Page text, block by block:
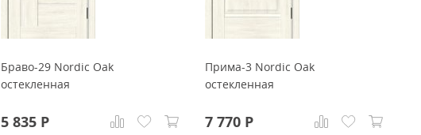
Браво-29 Nordic Oak
остекленная
5 835 Р
Прима-3 Nordic Oak
остекленная
7 770 Р